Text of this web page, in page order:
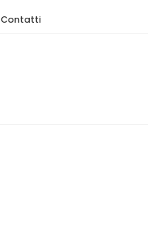
Contatti